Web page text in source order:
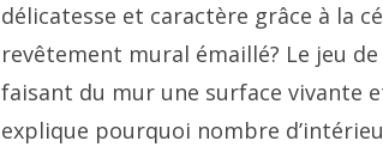
délicatesse et caractère grâce à la
revêtement mural émaillé? Le jeu
faisant du mur une surface vivante
explique pourquoi nombre